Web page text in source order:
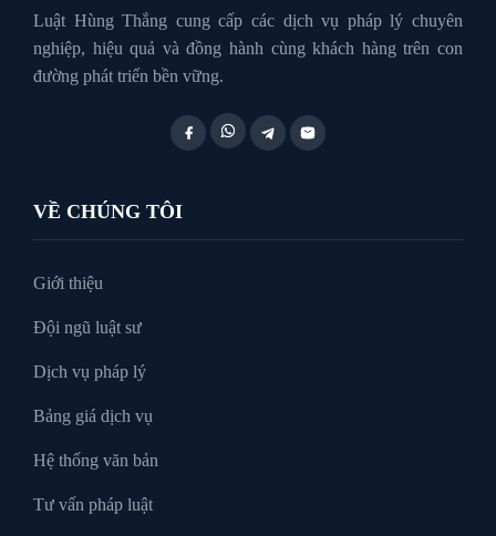
Luật Hôn Nhân Gia Đình
Xin tại ngoại
Luật Hùng Thắng cung cấp các dịch vụ pháp lý chuyên
nghiệp, hiệu quả và đồng hành cùng khách hàng trên con
đường phát triển bền vững.
VỀ CHÚNG TÔI
Giới thiệu
Đội ngũ luật sư
Dịch vụ pháp lý
Bảng giá dịch vụ
Hệ thống văn bản
Tư vấn pháp luật